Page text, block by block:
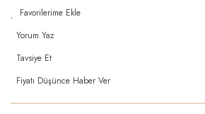
Yorum Yaz
Tavsiye Et
Fiyatı Düşünce Haber Ver